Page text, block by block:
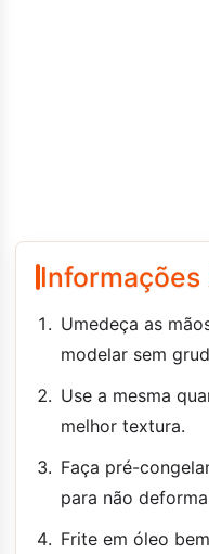
Umedeça as
modelar sem
Use a mesma
melhor textura.
Faça pré-
para não
Frite em óleo